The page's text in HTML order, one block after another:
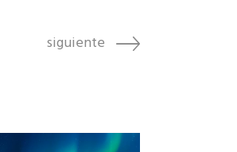
siguiente